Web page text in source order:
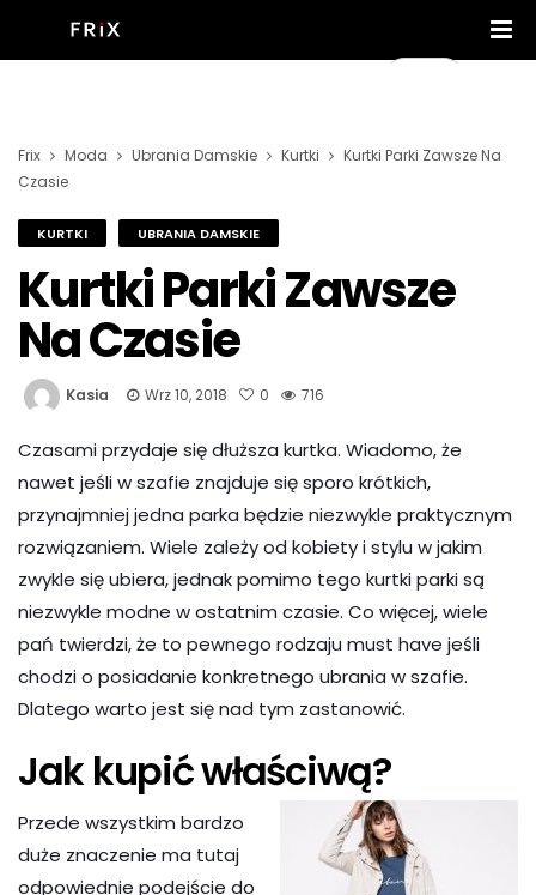
Frix Moda Ubrania Damskie Kurtki
Kurtki Parki Zawsze Na
Czasie
KURTKI UBRANIA DAMSKIE
Kurtki Parki Zawsze
Na Czasie
Kasia Wrz 10, 2018 0 716
Czasami przydaje się dłuższa kurtka. Wiadomo, że
nawet jeśli w szafie znajduje się sporo krótkich,
przynajmniej jedna parka będzie niezwykle praktycznym
rozwiązaniem. Wiele zależy od kobiety i stylu w jakim
zwykle się ubiera, jednak pomimo tego kurtki parki są
niezwykle modne w ostatnim czasie. Co więcej, wiele
pań twierdzi, że to pewnego rodzaju must have jeśli
chodzi o posiadanie konkretnego ubrania w szafie.
Dlatego warto jest się nad tym zastanowić.
Jak kupić właściwą?
Przede wszystkim bardzo
duże znaczenie ma tutaj
odpowiednie podejście do